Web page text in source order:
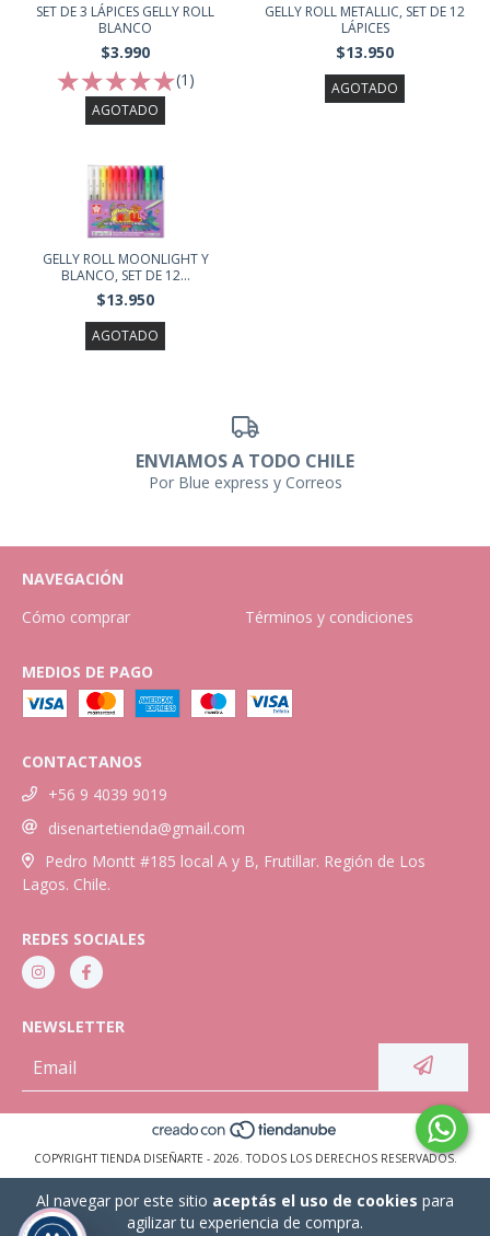
Al navegar por este sitio aceptás el uso de cookies para
agilizar tu experiencia de compra.
SET DE 3 LÁPICES GELLY ROLL
BLANCO
$3.990
(1)
AGOTADO
GELLY ROLL METALLIC, SET DE 12
LÁPICES
$13.950
AGOTADO
GELLY ROLL MOONLIGHT Y
BLANCO, SET DE 12...
$13.950
AGOTADO
ENVIAMOS A TODO CHILE
Por Blue express y Correos
NAVEGACIÓN
Cómo comprar
Términos y condiciones
MEDIOS DE PAGO
CONTACTANOS
+56 9 4039 9019
disenartetienda@gmail.com
Pedro Montt #185 local A y B, Frutillar. Región de Los
Lagos. Chile.
REDES SOCIALES
NEWSLETTER
COPYRIGHT TIENDA DISEÑARTE - 2026. TODOS LOS DERECHOS RESERVADOS.